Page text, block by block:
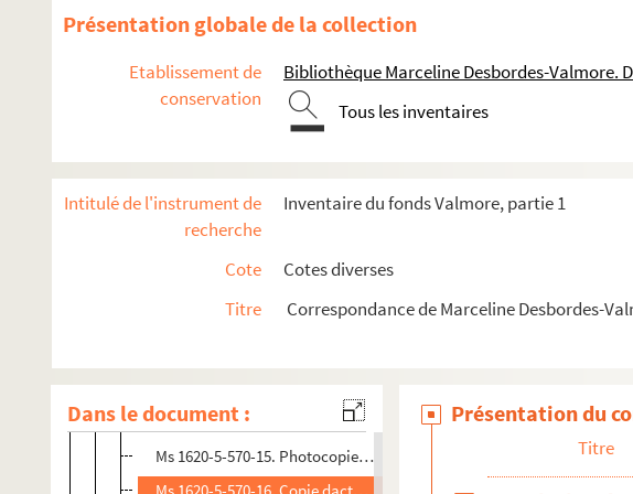
Présentation globale de la collection
Etablissement de
conservation
Bibliothèque Marceline Desbordes-Valmore.
Tous les inventaires
Intitulé de l'instrument de
recherche
Inventaire du fonds Valmore, partie 1
Cote
Cotes diverses
Titre
Correspondance de Marceline Desbordes-
Dans le document :
Ms 1620-5-570-2. Photocopie d'une lettre datée du 1er mars 1826 et
Ms 1620-5-570-4. Photocopie d'une lettre datée du 27 décembre 1827 et
Ms 1620-5-570-5. Photocopie d'une lettre datée du 13 mai 1828 et écrite
Ms 1620-5-570-7. Photocopie d'une lettre datée du 29 décembre 1828 et
Ms 1620-5-570-8. Photocopie d'une lettre datée du 8 janvier 1830 et
Ms 1620-5-570-11. Photocopie d'une lettre datée du 17 mai 1845 et
Ms 1620-5-570-13. Photocopie d'une lettre datée du 30 septembre 1846
Ms 1620-5-570-14. Photocopie d'une lettre datée du 9 décembre 1846 et
Ms 1620-5-570-15. Photocopie d'une lettre datée du 11 septembre
Présentation du
Titre